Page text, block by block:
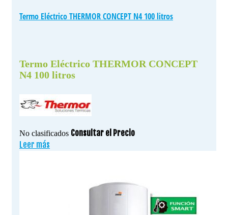
Termo Eléctrico THERMOR CONCEPT N4 100 litros
Termo Eléctrico THERMOR CONCEPT
N4 100 litros
No clasificados Consultar el Precio
Leer más